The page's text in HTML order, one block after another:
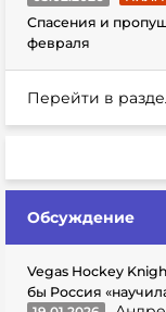
Спасения и
февраля
Перейти в
Обсуждение
Vegas Hockey
бы Россия